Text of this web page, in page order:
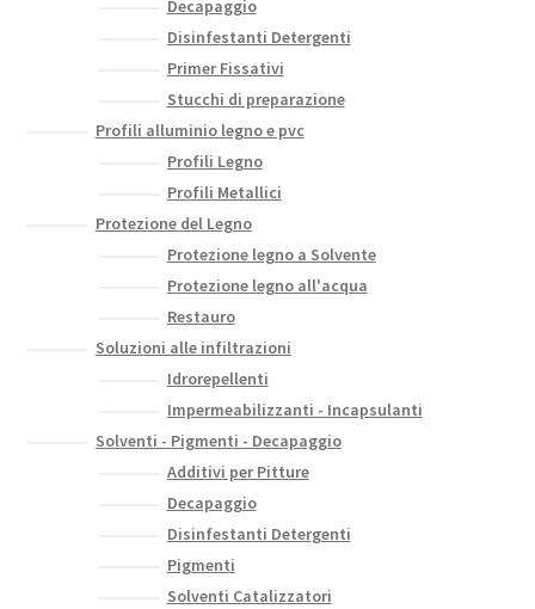
Decapaggio
Disinfestanti Detergenti
Primer Fissativi
Stucchi di preparazione
Profili alluminio legno e pvc
Profili Legno
Profili Metallici
Protezione del Legno
Protezione legno a Solvente
Protezione legno all'acqua
Restauro
Soluzioni alle infiltrazioni
Idrorepellenti
Impermeabilizzanti - Incapsulanti
Solventi - Pigmenti - Decapaggio
Additivi per Pitture
Decapaggio
Disinfestanti Detergenti
Pigmenti
Solventi Catalizzatori